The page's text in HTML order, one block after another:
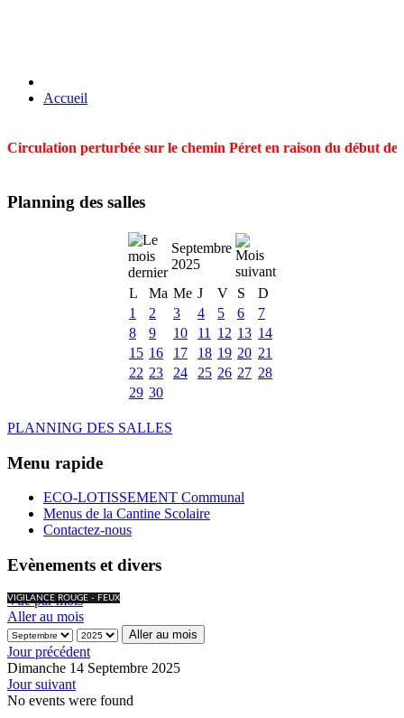
Accueil
Circulation perturbée sur le chemin Péret en raison du début
Planning des salles
Septembre
2025
L
Ma Me J V S
D
1
2 3 4 5 6
7
8
9 10 11 12 13 14
15 16 17 18 19 20 21
22 23 24 25 26 27 28
29 30
PLANNING DES SALLES
Menu rapide
ECO-LOTISSEMENT Communal
Menus de la Cantine Scolaire
Contactez-nous
Evènements et divers
VIGILANCE ROUGE - FEUX
Vue par mois
Aller au mois
Aller au mois
Jour précédent
Dimanche 14 Septembre 2025
Jour suivant
No events were found